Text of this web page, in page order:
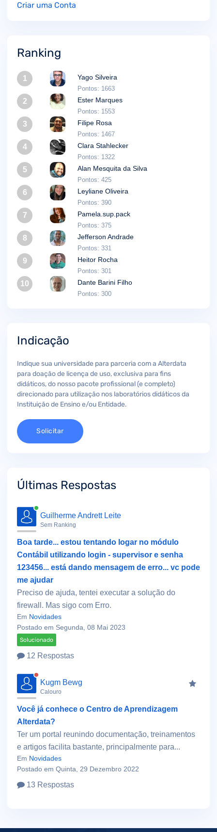
Criar uma Conta
Ranking
1 Yago Silveira
Pontos: 1663
2 Ester Marques
Pontos: 1553
3 Filipe Rosa
Pontos: 1467
4 Clara Stahlecker
Pontos: 1322
5 Alan Mesquita da Silva
Pontos: 425
6 Leyliane Oliveira
Pontos: 390
7 Pamela.sup.pack
Pontos: 375
8 Jefferson Andrade
Pontos: 331
9 Heitor Rocha
Pontos: 301
10 Dante Barini Filho
Pontos: 300
Indicação
Indique sua universidade para parceria com a Alterdata
para doação de licença de uso, exclusiva para fins
didáticos, do nosso pacote profissional (e completo)
direcionado para utilização nos laboratórios didáticos da
Instituição de Ensino e/ou Entidade.
Solicitar
Últimas Respostas
Guilherme Andrett Leite
Sem Ranking
Boa tarde... estou tentando logar no módulo
Contábil utilizando login - supervisor e senha
123456... está dando mensagem de erro... vc pode
me ajudar
Preciso de ajuda, tentei executar a solução do
firewall. Mas sigo com Erro.
Em Novidades
Postado em Segunda, 08 Mai 2023
Solucionado
12 Respostas
Kugm Bewg
Calouro
Você já conhece o Centro de Aprendizagem
Alterdata?
Ter um portal reunindo documentação, treinamentos
e artigos facilita bastante, principalmente para...
Em Novidades
Postado em Quinta, 29 Dezembro 2022
13 Respostas